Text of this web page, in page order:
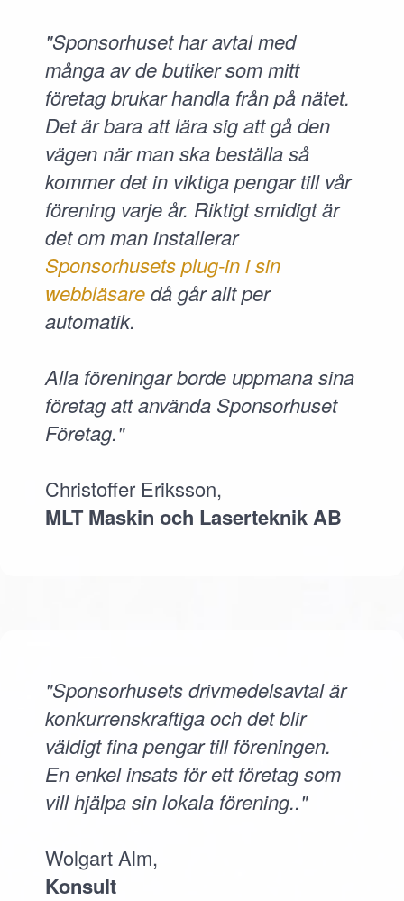
"Sponsorhuset har avtal med
många av de butiker som mitt
företag brukar handla från på nätet.
Det är bara att lära sig att gå den
vägen när man ska beställa så
kommer det in viktiga pengar till vår
förening varje år. Riktigt smidigt är
det om man installerar
Sponsorhusets plug-in i sin
webbläsaredå går allt per
automatik.
Alla föreningar borde uppmana sina
företag att använda Sponsorhuset
Företag."
Christoffer Eriksson,
MLT Maskin och Laserteknik AB
"Sponsorhusets drivmedelsavtal är
konkurrenskraftiga och det blir
väldigt fina pengar till föreningen.
En enkel insats för ett företag som
vill hjälpa sin lokala förening.."
Wolgart Alm,
Konsult